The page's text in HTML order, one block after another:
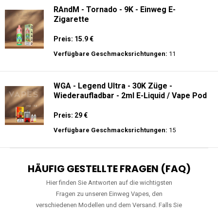
RAndM - Tornado - 9K - Einweg E-
Zigarette
Preis: 15.9 €
Verfügbare Geschmacksrichtungen: 11
WGA - Legend Ultra - 30K Züge -
Wiederaufladbar - 2ml E-Liquid / Vape Pod
Preis: 29 €
Verfügbare Geschmacksrichtungen: 15
HÄUFIG GESTELLTE FRAGEN (FAQ)
Hier finden Sie Antworten auf die wichtigsten
Fragen zu unseren Einweg Vapes, den
verschiedenen Modellen und dem Versand. Falls Sie